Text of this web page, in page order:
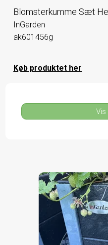
Blomsterkumme Sæt
InGarden
ak601456g
Køb produktet her